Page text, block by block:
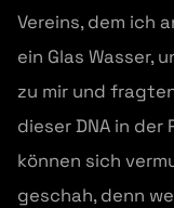
Vereins, dem ich
ein Glas Wasser,
zu mir und
dieser DNA in
können sich
geschah, denn